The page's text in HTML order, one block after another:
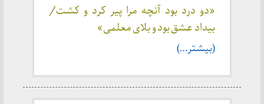
«دو درد بود آنچه مرا پیر کرد و کشت/
بیداد عشق بود و بلای معلمی»
(بیشتر…)